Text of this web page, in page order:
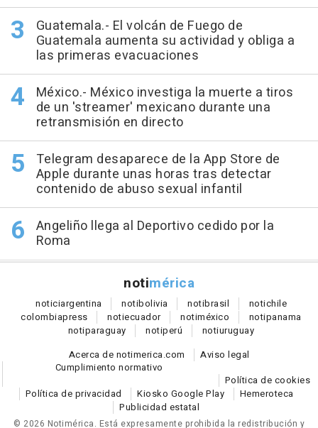
Guatemala.- El volcán de Fuego de
Guatemala aumenta su actividad y obliga a
las primeras evacuaciones
México.- México investiga la muerte a tiros
de un 'streamer' mexicano durante una
retransmisión en directo
Telegram desaparece de la App Store de
Apple durante unas horas tras detectar
contenido de abuso sexual infantil
Angeliño llega al Deportivo cedido por la
Roma
notimérica
noticiargentina notibolivia notibrasil notichile
colombiapress notiecuador notiméxico notipanama
notiparaguay notiperú notiuruguay
Acerca de notimerica.com
Aviso legal
Cumplimiento normativo
Política de cookies
Política de privacidad
Kiosko Google Play
Hemeroteca
Publicidad estatal
© 2026 Notimérica. Está expresamente prohibida la redistribución y